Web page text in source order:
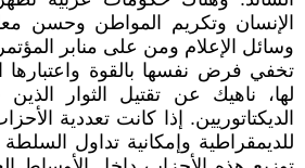
الإنسان وتكريم المواطن وحسن
وسائل الإعلام ومن على منابر
تخفي فرض نفسها بالقوة واعتبارها
لها، ناهيك عن تقتيل الثوار الذين
الديكتاتوريين. إذا كانت تعددية
للديمقراطية وإمكانية تداول